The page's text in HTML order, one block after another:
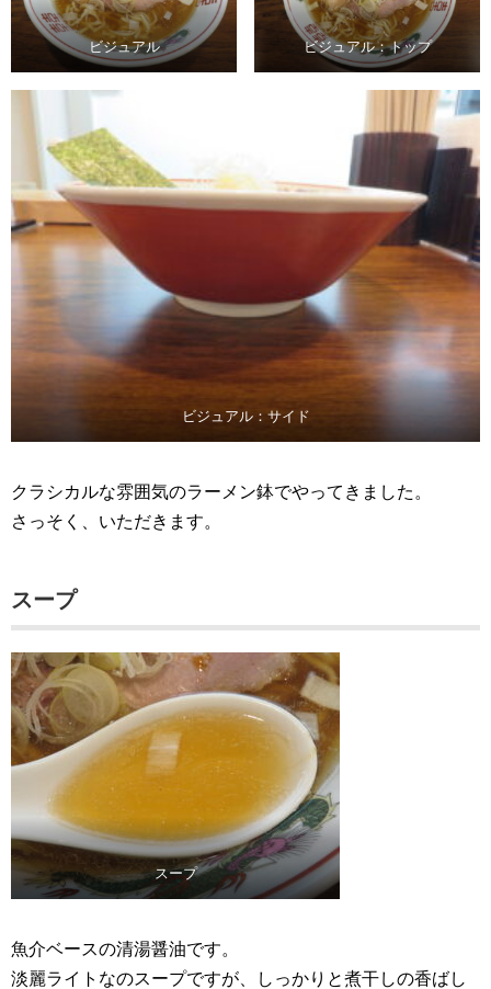
ビジュアル ビジュアル：トップ
ビジュアル：サイド
クラシカルな雰囲気のラーメン鉢でやってきました。
さっそく、いただきます。
スープ
スープ
魚介ベースの清湯醤油です。
淡麗ライトなのスープですが、しっかりと煮干しの香ばし